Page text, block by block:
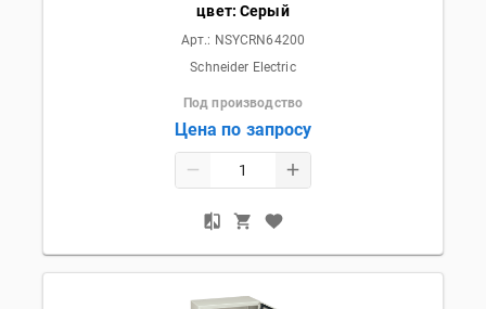
цвет: Серый
Арт.: NSYCRN64200
Schneider Electric
Под производство
Цена по запросу